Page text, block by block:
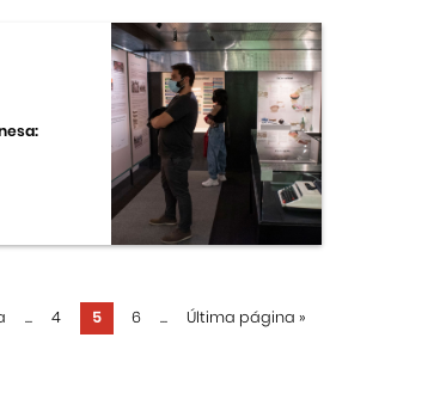
... 4 5 6 ... Última página »